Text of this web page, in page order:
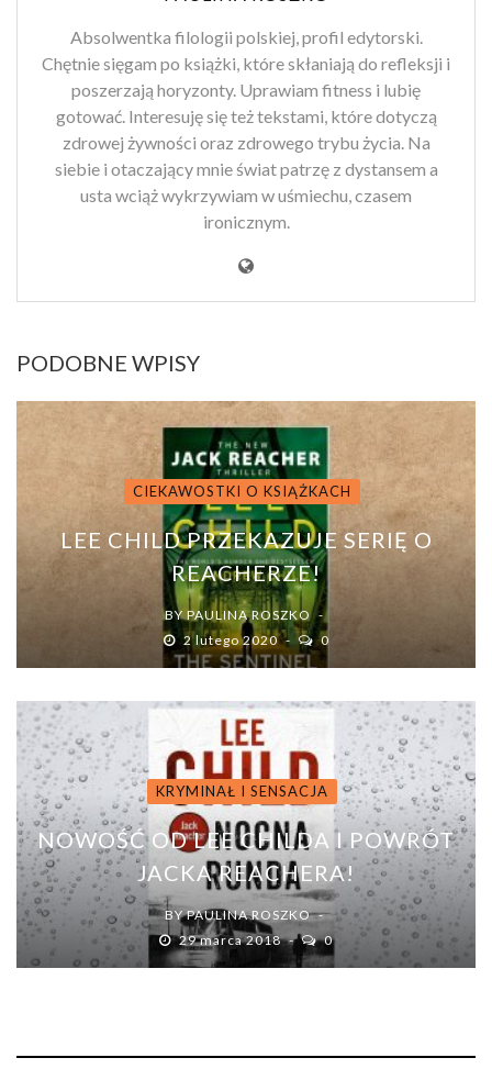
Absolwentka filologii polskiej, profil edytorski.
Chętnie sięgam po książki, które skłaniają do refleksji i
poszerzają horyzonty. Uprawiam fitness i lubię
gotować. Interesuję się też tekstami, które dotyczą
zdrowej żywności oraz zdrowego trybu życia. Na
siebie i otaczający mnie świat patrzę z dystansem a
usta wciąż wykrzywiam w uśmiechu, czasem
ironicznym.
PODOBNE WPISY
CIEKAWOSTKI O KSIĄŻKACH
LEE CHILD PRZEKAZUJE SERIĘ O
REACHERZE!
BYPAULINA ROSZKO
2 lutego 2020
0
KRYMINAŁ I SENSACJA
NOWOŚĆ OD LEE CHILDA I POWRÓT
JACKA REACHERA!
BYPAULINA ROSZKO
29 marca 2018
0